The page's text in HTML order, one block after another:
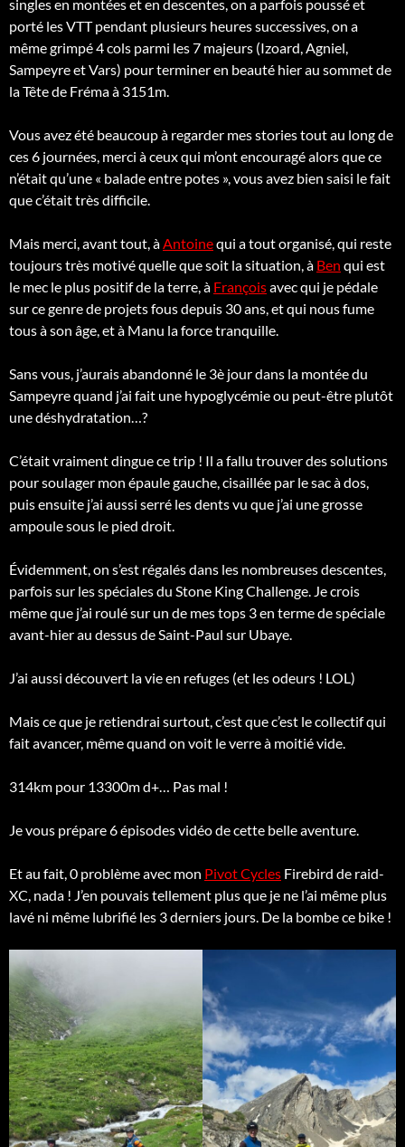
singles en montées et en descentes, on a parfois poussé et
porté les VTT pendant plusieurs heures successives, on a
mêmegrimpé 4 cols parmi les 7 majeurs (Izoard, Agniel,
Sampeyre et Vars) pour terminer en beauté hier au sommet de
la Tête de Fréma à 3151m.
Vous avez été beaucoup à regarder mes stories tout au long de
ces 6 journées, merci à ceux qui m’ont encouragé alors que ce
n’était qu’une « balade entre potes », vous avez bien saisi le fait
que c’était très difficile.
Mais merci, avant tout, àAntoinequi a tout organisé, qui reste
toujours très motivé quelle que soit la situation, à Ben qui est
le mec le plus positif de la terre, à Françoisavec qui je pédale
sur ce genre de projets fous depuis 30 ans, et qui nous fume
tous à son âge, et à Manu la force tranquille.
Sans vous, j’aurais abandonné le 3è jour dans la montée du
Sampeyre quand j’ai fait une hypoglycémie ou peut-être plutôt
une déshydratation…?
C’était vraiment dingue ce trip ! Il a fallu trouver des solutions
pour soulager mon épaule gauche, cisaillée par le sac à dos,
puis ensuite j’ai aussi serré les dents vu que j’ai une grosse
ampoule sous le pied droit.
Évidemment, on s’est régalés dans les nombreuses descentes,
parfois sur les spéciales du Stone King Challenge. Je crois
même que j’ai roulé sur un de mes tops 3 en terme de spéciale
avant-hier au dessus de Saint-Paul sur Ubaye.
J’ai aussi découvert la vie en refuges (et les odeurs ! LOL)
Mais ce que je retiendrai surtout, c’est que c’est le collectif qui
fait avancer, même quand on voit le verre à moitié vide.
314km pour 13300m d+… Pas mal !
Je vous prépare 6 épisodes vidéo de cette belle aventure.
Et au fait, 0 problème avec mon Pivot Cycles Firebird de raid-
XC, nada ! J’en pouvais tellement plus que je ne l’ai même plus
lavé ni même lubrifié les 3 derniers jours. De la bombe ce bike !